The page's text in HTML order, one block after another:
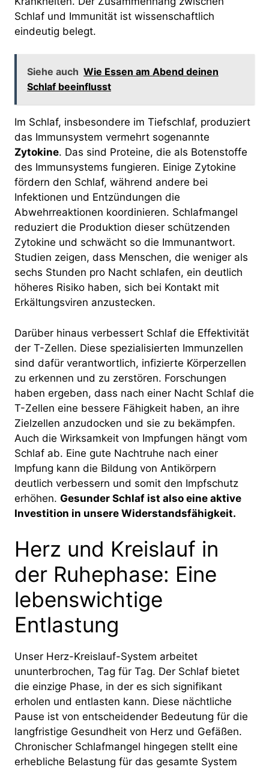
Schlaf und Immunität ist wissenschaftlich
eindeutig belegt.
Siehe auch Wie Essen am Abend deinen
Schlaf beeinflusst
Im Schlaf, insbesondere im Tiefschlaf, produziert
das Immunsystem vermehrt sogenannte
Zytokine. Das sind Proteine, die als Botenstoffe
des Immunsystems fungieren. Einige Zytokine
fördern den Schlaf, während andere bei
Infektionen und Entzündungen die
Abwehrreaktionen koordinieren. Schlafmangel
reduziert die Produktion dieser schützenden
Zytokine und schwächt so die Immunantwort.
Studien zeigen, dass Menschen, die weniger als
sechs Stunden pro Nacht schlafen, ein deutlich
höheres Risiko haben, sich bei Kontakt mit
Erkältungsviren anzustecken.
Darüber hinaus verbessert Schlaf die Effektivität
der T-Zellen. Diese spezialisierten Immunzellen
sind dafür verantwortlich, infizierte Körperzellen
zu erkennen und zu zerstören. Forschungen
haben ergeben, dass nach einer Nacht Schlaf die
T-Zellen eine bessere Fähigkeit haben, an ihre
Zielzellen anzudocken und sie zu bekämpfen.
Auch die Wirksamkeit von Impfungen hängt vom
Schlaf ab. Eine gute Nachtruhe nach einer
Impfung kann die Bildung von Antikörpern
deutlich verbessern und somit den Impfschutz
erhöhen. Gesunder Schlaf ist also eine aktive
Investition in unsere Widerstandsfähigkeit.
Herz und Kreislauf in
der Ruhephase: Eine
lebenswichtige
Entlastung
Unser Herz-Kreislauf-System arbeitet
ununterbrochen, Tag für Tag. Der Schlaf bietet
die einzige Phase, in der es sich signifikant
erholen und entlasten kann. Diese nächtliche
Pause ist von entscheidender Bedeutung für die
langfristige Gesundheit von Herz und Gefäßen.
Chronischer Schlafmangel hingegen stellt eine
erhebliche Belastung für das gesamte System